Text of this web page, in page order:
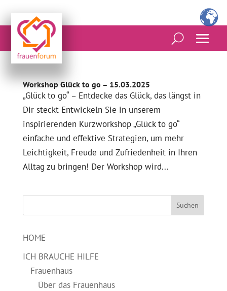
Workshop Glück to go – 15.03.2025
„Glück to go“ – Entdecke das Glück, das längst in
Dir steckt Entwickeln Sie in unserem
inspirierenden Kurzworkshop „Glück to go“
einfache und effektive Strategien, um mehr
Leichtigkeit, Freude und Zufriedenheit in Ihren
Alltag zu bringen! Der Workshop wird...
Suchen
HOME
ICH BRAUCHE HILFE
Frauenhaus
Über das Frauenhaus